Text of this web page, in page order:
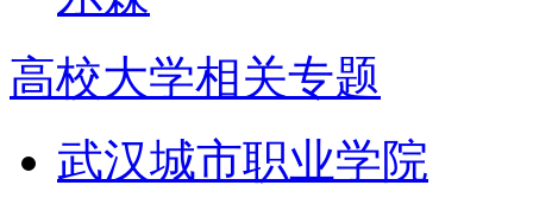
高校大学相关专题
武汉城市职业学院